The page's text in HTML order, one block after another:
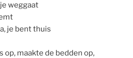
weggaat
je bent thuis
op, maakte de bedden op,